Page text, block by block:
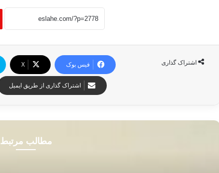
اشتراک گذاری فیس بوک X
اشتراک گذاری از طریق ایمیل
مطالب مرتبط